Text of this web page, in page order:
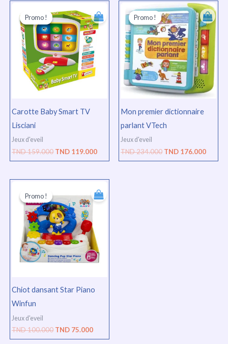
Promo !
Carotte Baby Smart TV
Lisciani
Promo !
Jeux d'eveil
TND159.000
prix
initial
était :
TND
159.000.
TND 119.000
prix
actuel
est :
Promo !
Mon premier dictionnaire
parlant VTech
Promo !
Jeux d'eveil
TND234.000
prix
initial
était :
TND
234.000.
TND 176.000
Le
prix
actuel
est :
TND
Promo !
Chiot dansant Star Piano
Winfun
Promo !
Jeux d'eveil
TND100.000
initial
était :
TND
100.000.
TND 75.000
prix
actuel
75.000.